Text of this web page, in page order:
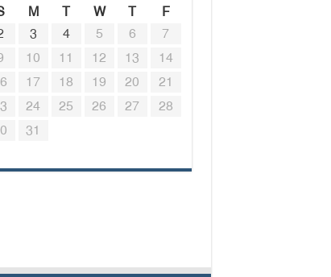
M T W T
F
3 4 5 6
7
10 11 12 13
14
17 18 19 20
21
24 25 26 27
28
31